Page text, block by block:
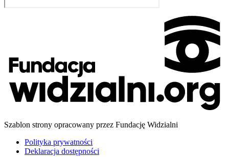
Szablon strony opracowany przez Fundację Widzialni
Polityka prywatności
Deklaracja dostępności